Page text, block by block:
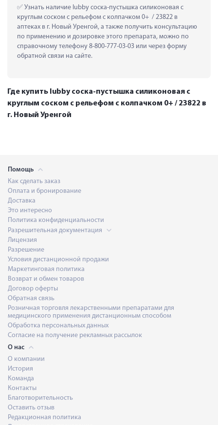
Узнать наличие lubby соска-пустышка силиконовая с
круглым соском с рельефом с колпачком 0+  / 23822 в
аптеках в г. Новый Уренгой, а также получить консультацию
по применению и дозировке этого препарата, можно по
справочному телефону 8-800-777-03-03 или через форму
обратной связи на сайте.
Где купить lubby соска-пустышка силиконовая с
круглым соском с рельефом с колпачком 0+ / 23822 в
г. Новый Уренгой
Помощь
Как сделать заказ
Оплата и бронирование
Доставка
Это интересно
Политика конфиденциальности
Разрешительная документация
Лицензия
Разрешение
Условия дистанционной продажи
Маркетинговая политика
Возврат и обмен товаров
Договор оферты
Обратная связь
Розничная торговля лекарственными препаратами для
медицинского применения дистанционным способом
Обработка персональных данных
Согласие на получение рекламных рассылок
О нас
О компании
История
Команда
Контакты
Благотворительность
Оставить отзыв
Редакционная политика